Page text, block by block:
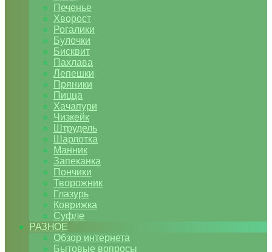
Печенье
Хворост
Рогалики
Булочки
Бисквит
Пахлава
Лепешки
Пряники
Пицца
Хачапури
Чизкейк
Штрудель
Шарлотка
Манник
Запеканка
Пончики
Творожник
Глазурь
Коврижка
Суфле
РАЗНОЕ
Обзор интернета
Бытовые вопросы